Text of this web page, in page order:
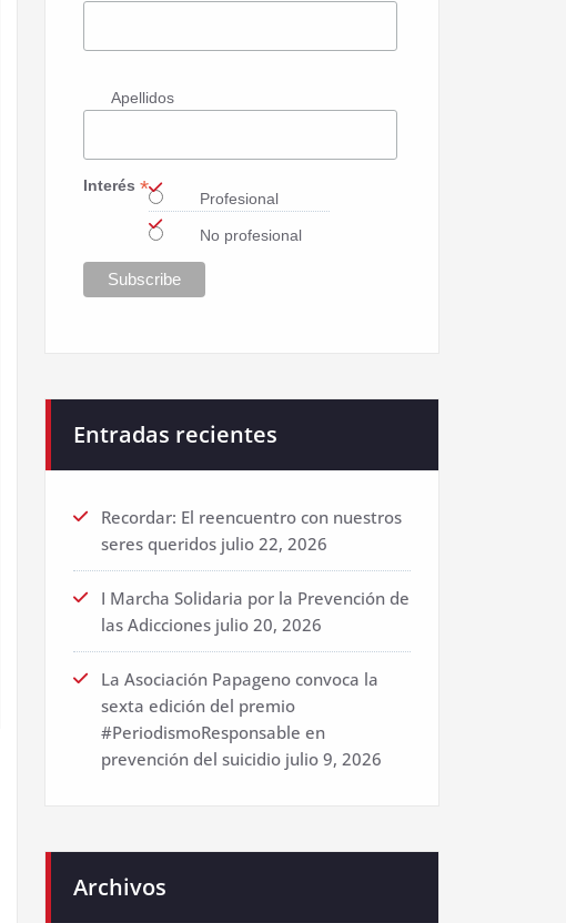
Apellidos
Interés* Profesional
No profesional
Entradas recientes
Recordar: El reencuentro con nuestros
seres queridos julio 22, 2026
I Marcha Solidaria por la Prevención de
las Adicciones julio 20, 2026
La Asociación Papageno convoca la
sexta edición del premio
#PeriodismoResponsable en
prevención del suicidio julio 9, 2026
Archivos